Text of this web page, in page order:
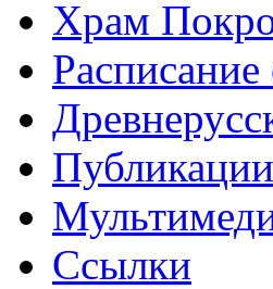
Храм
Публикации
Ссылки